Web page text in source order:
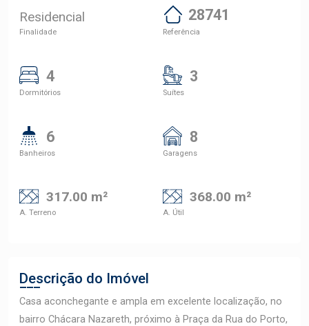
Residencial
Finalidade
28741
Referência
4
Dormitórios
3
Suítes
6
Banheiros
8
Garagens
317.00 m²
A. Terreno
368.00 m²
A. Útil
Descrição do Imóvel
Casa aconchegante e ampla em excelente localização, no
bairro Chácara Nazareth, próximo à Praça da Rua do Porto,